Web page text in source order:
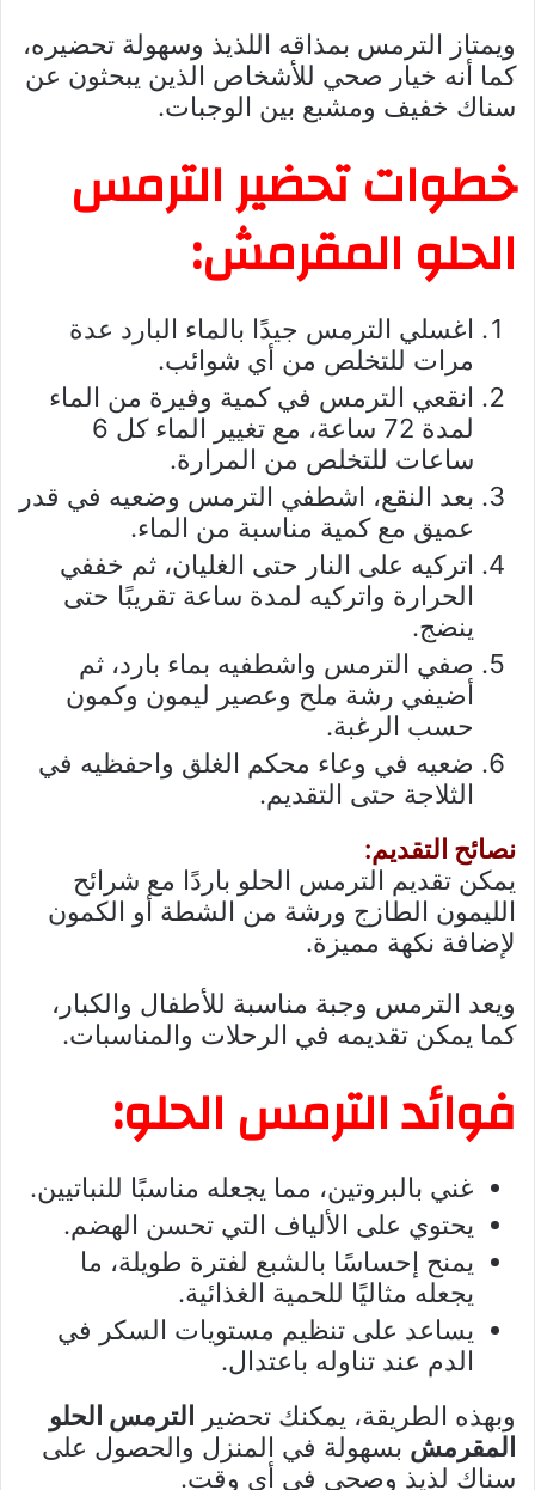
ويمتاز الترمس بمذاقه اللذيذ وسهولة تحضيره،
كما أنه خيار صحي للأشخاص الذين يبحثون عن
سناك خفيف ومشبع بين الوجبات.
خطوات تحضير الترمس
الحلو المقرمش:
اغسلي الترمس جيدًا بالماء البارد عدة
مرات للتخلص من أي شوائب.
انقعي الترمس في كمية وفيرة من الماء
لمدة 72 ساعة، مع تغيير الماء كل 6
ساعات للتخلص من المرارة.
بعد النقع، اشطفي الترمس وضعيه في قدر
عميق مع كمية مناسبة من الماء.
اتركيه على النار حتى الغليان، ثم خففي
الحرارة واتركيه لمدة ساعة تقريبًا حتى
ينضج.
صفي الترمس واشطفيه بماء بارد، ثم
أضيفي رشة ملح وعصير ليمون وكمون
حسب الرغبة.
ضعيه في وعاء محكم الغلق واحفظيه في
الثلاجة حتى التقديم.
نصائح التقديم:
يمكن تقديم الترمس الحلو باردًا مع شرائح
الليمون الطازج ورشة من الشطة أو الكمون
لإضافة نكهة مميزة.
ويعد الترمس وجبة مناسبة للأطفال والكبار،
كما يمكن تقديمه في الرحلات والمناسبات.
فوائد الترمس الحلو:
غني بالبروتين، مما يجعله مناسبًا للنباتيين.
يحتوي على الألياف التي تحسن الهضم.
يمنح إحساسًا بالشبع لفترة طويلة، ما
يجعله مثاليًا للحمية الغذائية.
يساعد على تنظيم مستويات السكر في
الدم عند تناوله باعتدال.
وبهذه الطريقة، يمكنك تحضير الترمس الحلو
المقرمش بسهولة في المنزل والحصول على
سناك لذيذ وصحي في أي وقت.